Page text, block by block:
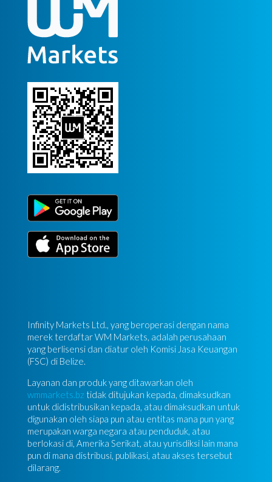
Infinity Markets Ltd., yang beroperasi dengan nama
merek terdaftar WM Markets, adalah perusahaan
yang berlisensi dan diatur oleh Komisi Jasa Keuangan
(FSC) di Belize.
Layanan dan produk yang ditawarkan oleh
wmmarkets.bz tidak ditujukan kepada, dimaksudkan
untuk didistribusikan kepada, atau dimaksudkan untuk
digunakan oleh siapa pun atau entitas mana pun yang
merupakan warga negara atau penduduk, atau
berlokasi di, Amerika Serikat, atau yurisdiksi lain mana
pun di mana distribusi, publikasi, atau akses tersebut
dilarang.